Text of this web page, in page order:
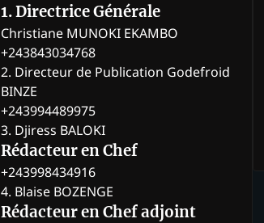
1. Directrice Générale
Christiane MUNOKI EKAMBO
+243843034768
2. Directeur de Publication Godefroid
BINZE
+243994489975
3. Djiress BALOKI
Rédacteur en Chef
+243998434916
4. Blaise BOZENGE
Rédacteur en Chef adjoint